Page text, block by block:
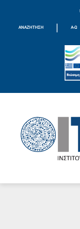
ΑΝΑΖΗΤΗΣΗ | Α-Ω